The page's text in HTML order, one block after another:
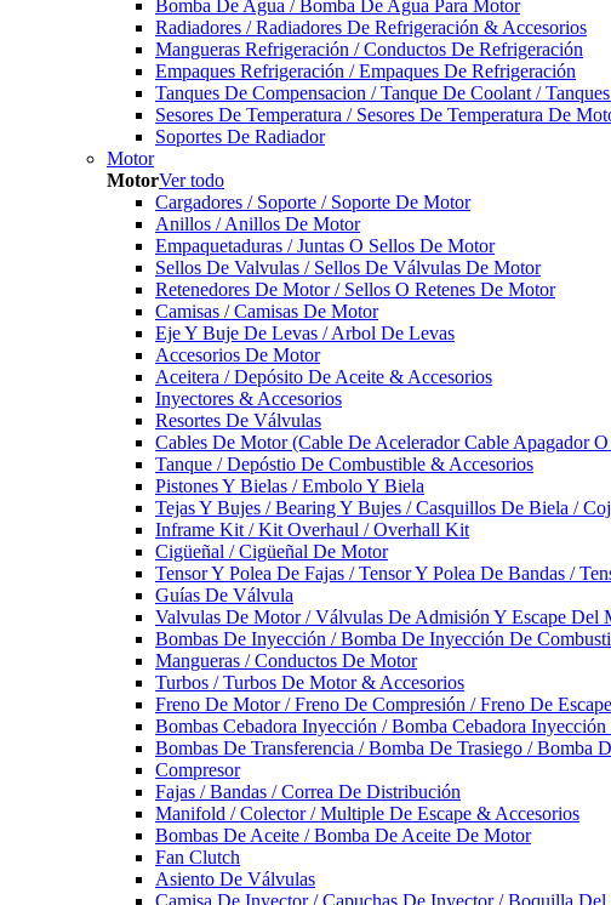
Bomba De Agua / Bomba De Agua Para Motor
Radiadores / Radiadores De Refrigeración & Accesorios
Mangueras Refrigeración / Conductos De Refrigeración
Empaques Refrigeración / Empaques De Refrigeración
Tanques De Compensacion / Tanque De Coolant /
Sesores De Temperatura / Sesores De Temperatura De
Soportes De Radiador
Motor
MotorVer todo
Cargadores / Soporte / Soporte De Motor
Anillos / Anillos De Motor
Empaquetaduras / Juntas O Sellos De Motor
Sellos De Valvulas / Sellos De Válvulas De Motor
Retenedores De Motor / Sellos O Retenes De Motor
Camisas / Camisas De Motor
Eje Y Buje De Levas / Arbol De Levas
Accesorios De Motor
Aceitera / Depósito De Aceite & Accesorios
Inyectores & Accesorios
Resortes De Válvulas
Cables De Motor (Cable De Acelerador Cable Apagador
Tanque / Depóstio De Combustible & Accesorios
Pistones Y Bielas / Embolo Y Biela
Tejas Y Bujes / Bearing Y Bujes / Casquillos De Biela /
Inframe Kit / Kit Overhaul / Overhall Kit
Cigüeñal / Cigüeñal De Motor
Tensor Y Polea De Fajas / Tensor Y Polea De Bandas /
Guías De Válvula
Valvulas De Motor / Válvulas De Admisión Y Escape Del
Bombas De Inyección / Bomba De Inyección De
Mangueras / Conductos De Motor
Turbos / Turbos De Motor & Accesorios
Freno De Motor / Freno De Compresión / Freno De Escape
Bombas Cebadora Inyección / Bomba Cebadora Inyección
Bombas De Transferencia / Bomba De Trasiego / Bomba
Compresor
Fajas / Bandas / Correa De Distribución
Manifold / Colector / Multiple De Escape & Accesorios
Bombas De Aceite / Bomba De Aceite De Motor
Fan Clutch
Asiento De Válvulas
Camisa De Inyector / Capuchas De Inyector / Boquilla